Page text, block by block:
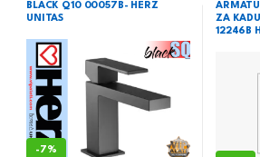
BLACK Q10 00057B- HERZ
UNITAS
-7%
ZA
12246B